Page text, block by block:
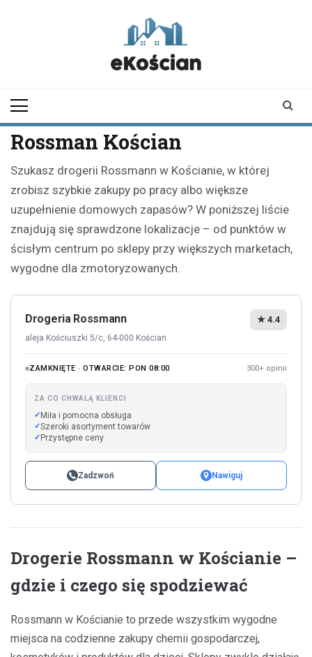
Rossman Kościan
Szukasz drogerii Rossmann w Kościanie, w której
zrobisz szybkie zakupy po pracy albo większe
uzupełnienie domowych zapasów? W poniższej liście
znajdują się sprawdzone lokalizacje – od punktów w
ścisłym centrum po sklepy przy większych marketach,
wygodne dla zmotoryzowanych.
Drogeria Rossmann
aleja Kościuszki 5/c, 64-000 Kościan
★ 4.4
ZAMKNIĘTE · OTWARCIE: PON 08:00 300+ opinii
ZA CO CHWALĄ KLIENCI
Miła i pomocna obsługa
Szeroki asortyment towarów
Przystępne ceny
Zadzwoń Nawiguj
Drogerie Rossmann w Kościanie –
gdzie i czego się spodziewać
Rossmann w Kościanie to przede wszystkim wygodne
miejsca na codzienne zakupy chemii gospodarczej,